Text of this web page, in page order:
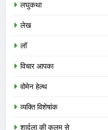
लघुकथा
लेख
लॉ
विचार आपका
वोमेन हेल्थ
व्यक्ति विशेषांक
शार्दुला की कलम से